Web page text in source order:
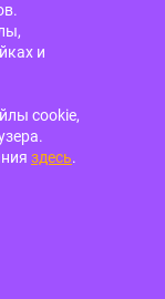
и
cookie,
здесь.